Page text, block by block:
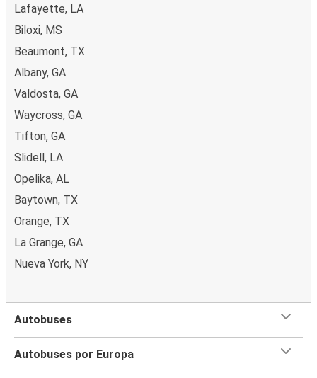
Lafayette, LA
Biloxi, MS
Beaumont, TX
Albany, GA
Valdosta, GA
Waycross, GA
Tifton, GA
Slidell, LA
Opelika, AL
Baytown, TX
Orange, TX
La Grange, GA
Nueva York, NY
Autobuses
Autobuses por Europa